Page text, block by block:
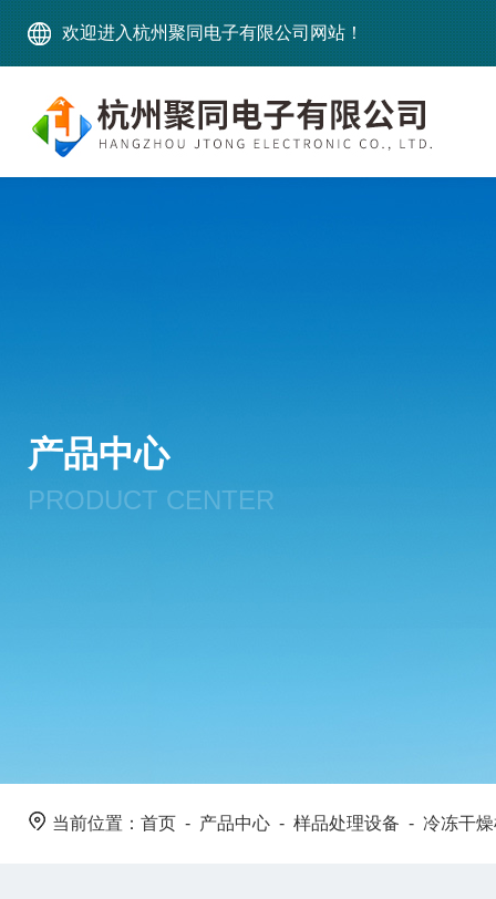
欢迎进入杭州聚同电子有限公司网站！
产品中心
PRODUCT CENTER
当前位置： 首页 - 产品中心 - 样品处理设备 - 冷冻干